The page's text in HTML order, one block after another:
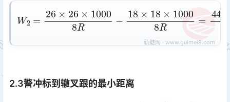
2.3警冲标到辙叉跟的最小距离